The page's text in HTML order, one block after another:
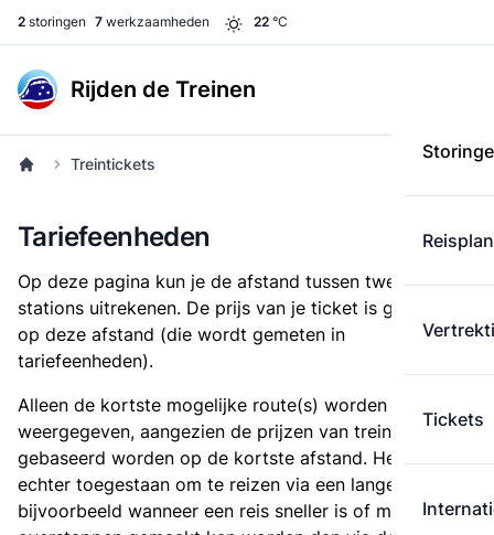
2 storingen 7 werkzaamheden 22 °C
Rijden de Treinen
Tickets
Treintickets
Tariefeenheden
Op deze pagina kun je de afstand tussen twee
stations uitrekenen. De prijs van je ticket is gebaseerd
op deze afstand (die wordt gemeten in
tariefeenheden).
Alleen de kortste mogelijke route(s) worden
weergegeven, aangezien de prijzen van treintickets
gebaseerd worden op de kortste afstand. Het is
echter toegestaan om te reizen via een langere route,
bijvoorbeeld wanneer een reis sneller is of met minder